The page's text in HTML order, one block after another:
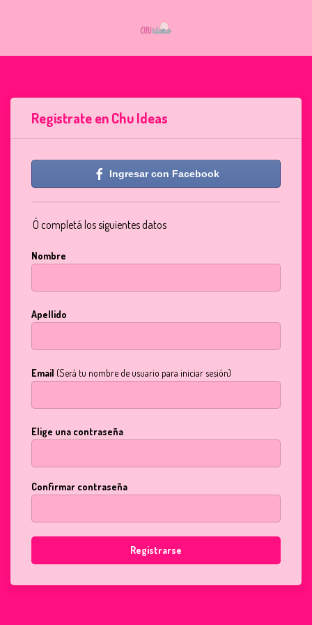
Registrate en Chu Ideas
Ingresar con Facebook
Ó completá los siguientes datos
Nombre
Apellido
Email (Será tu nombre de usuario para iniciar sesión)
Elige una contraseña
Confirmar contraseña
Registrarse